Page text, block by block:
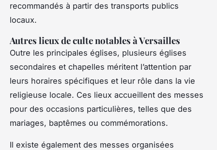
recommandés à partir des transports publics
locaux.
Autres lieux de culte notables à Versailles
Outre les principales églises, plusieurs églises
secondaires et chapelles méritent l’attention par
leurs horaires spécifiques et leur rôle dans la vie
religieuse locale. Ces lieux accueillent des messes
pour des occasions particulières, telles que des
mariages, baptêmes ou commémorations.
Il existe également des messes organisées